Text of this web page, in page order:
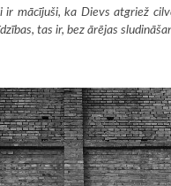
ir mācījuši, ka Dievs atgriež
tas ir, bez ārējas